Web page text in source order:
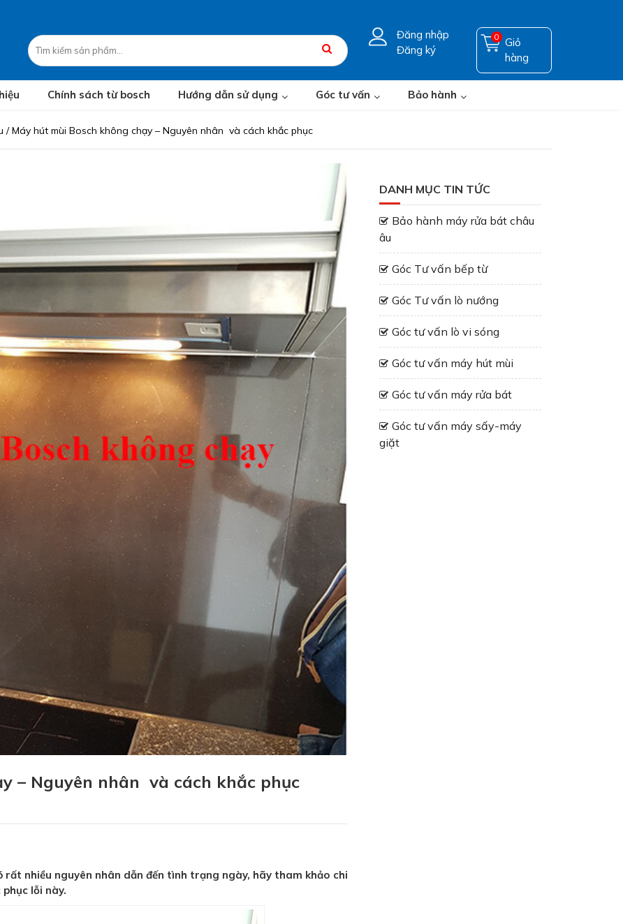
Đăng nhập
Đăng ký
Giỏ
hàng
0
Chính sách từ bosch Hướng dẫn sử dụng Góc tư vấn Bảo hành
/Máy hút mùi Bosch không chạy – Nguyên nhân và cách khắc phục
– Nguyên nhân và cách khắc phục
rất nhiều nguyên nhân dẫn đến tình trạng ngày, hãy tham khảo chi
lỗi này.
DANH MỤC TIN TỨC
Bảo hành máy rửa bát châu
âu
Góc Tư vấn bếp từ
Góc Tư vấn lò nướng
Góc tư vấn lò vi sóng
Góc tư vấn máy hút mùi
Góc tư vấn máy rửa bát
Góc tư vấn máy sấy-máy
giặt